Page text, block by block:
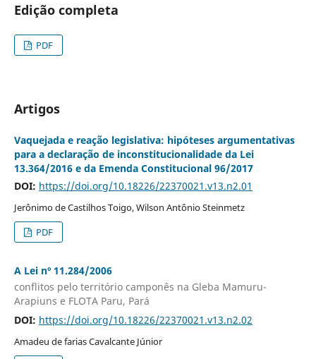
Edição completa
PDF
Artigos
Vaquejada e reação legislativa: hipóteses argumentativas
para a declaração de inconstitucionalidade da Lei
13.364/2016 e da Emenda Constitucional 96/2017
DOI: https://doi.org/10.18226/22370021.v13.n2.01
Jerônimo de Castilhos Toigo, Wilson Antônio Steinmetz
PDF
A Lei nº 11.284/2006
conflitos pelo território camponês na Gleba Mamuru-
Arapiuns e FLOTA Paru, Pará
DOI: https://doi.org/10.18226/22370021.v13.n2.02
Amadeu de farias Cavalcante Júnior